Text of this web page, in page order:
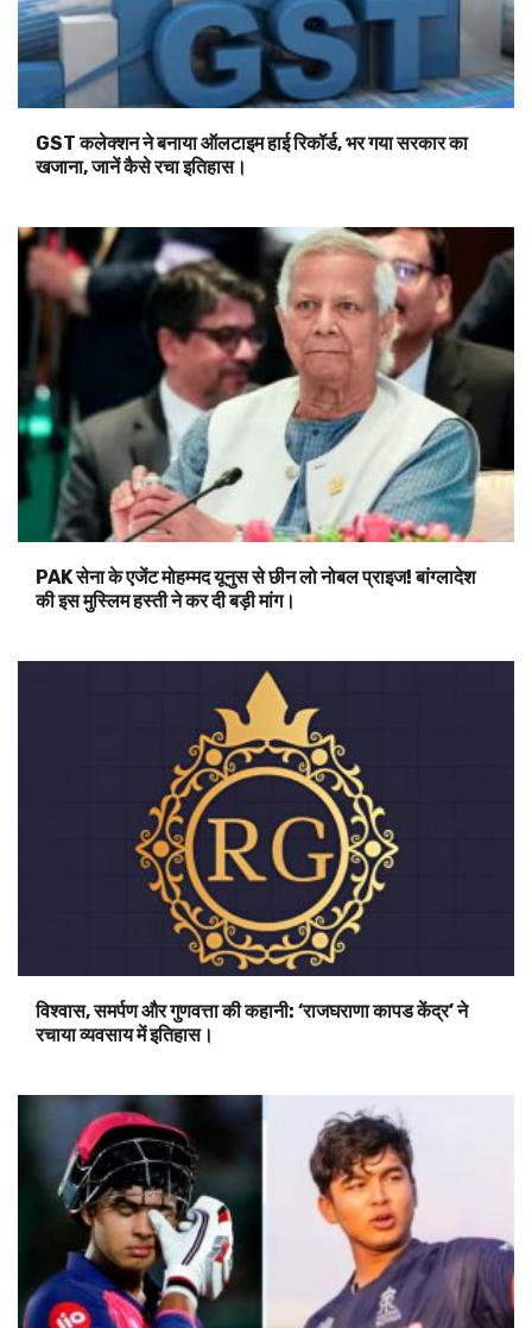
GST कलेक्शन ने बनाया ऑलटाइम हाई रिकॉर्ड, भर गया सरकार का
खजाना, जानें कैसे रचा इतिहास।
PAK सेना के एजेंट मोहम्मद यूनुस से छीन लो नोबल प्राइज! बांग्लादेश
की इस मुस्लिम हस्ती ने कर दी बड़ी मांग।
विश्वास, समर्पण और गुणवत्ता की कहानी: ‘राजघराणा कापड केंद्र’ ने
रचाया व्यवसाय में इतिहास।